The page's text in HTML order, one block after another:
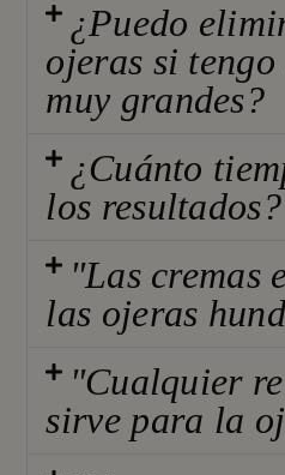
¿Puedo
ojeras si tengo
muy grandes?
¿Cuánto
los resultados?
"Las cremas
las ojeras
"Cualquier
sirve para la